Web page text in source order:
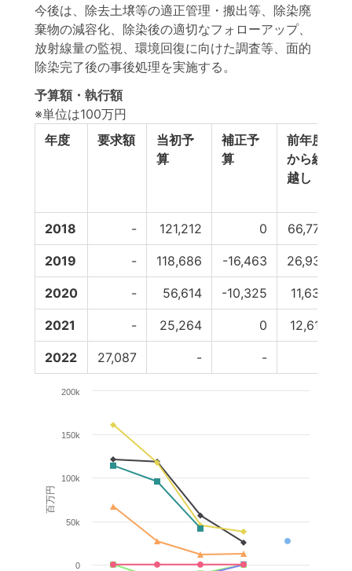
今後は、除去土壌等の適正管理・搬出等、除染廃
棄物の減容化、除染後の適切なフォローアップ、
放射線量の監視、環境回復に向けた調査等、面的
除染完了後の事後処理を実施する。
予算額・執行額
※単位は100万円
年度
要求額
当初予
算
補正予
算
前年度
から繰
越し
2018 - 121,212 0 66,770
2019 - 118,686 -16,463 26,937
2020 - 56,614 -10,325 11,633
2021 - 25,264 0 12,612
2022 27,087 - -
百万円
0
50k
100k
150k
200k